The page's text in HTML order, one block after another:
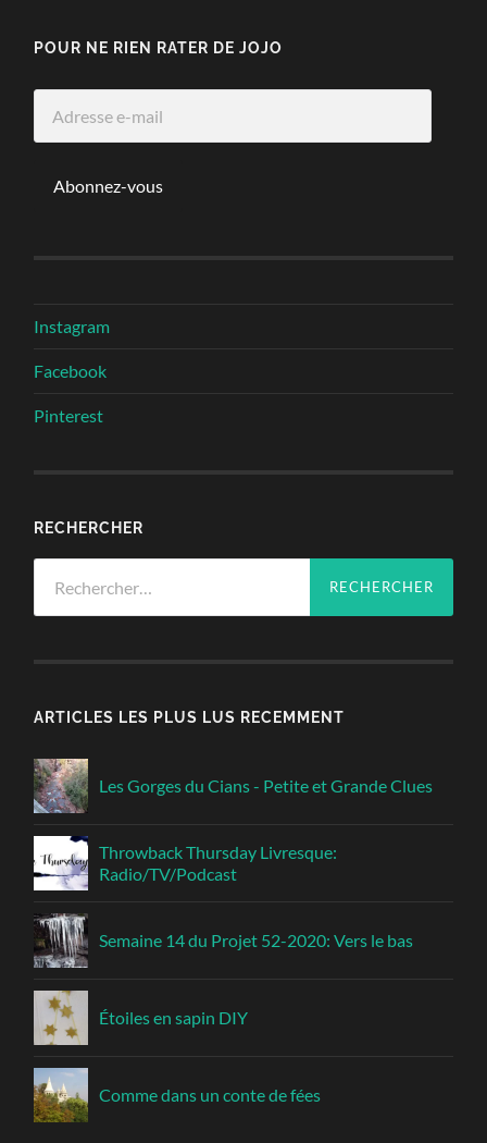
POUR NE RIEN RATER DE JOJO
Abonnez-vous
Instagram
Facebook
Pinterest
RECHERCHER
ARTICLES LES PLUS LUS RECEMMENT
Les Gorges du Cians - Petite et Grande Clues
Throwback Thursday Livresque:
Radio/TV/Podcast
Semaine 14 du Projet 52-2020: Vers le bas
Étoiles en sapin DIY
Comme dans un conte de fées